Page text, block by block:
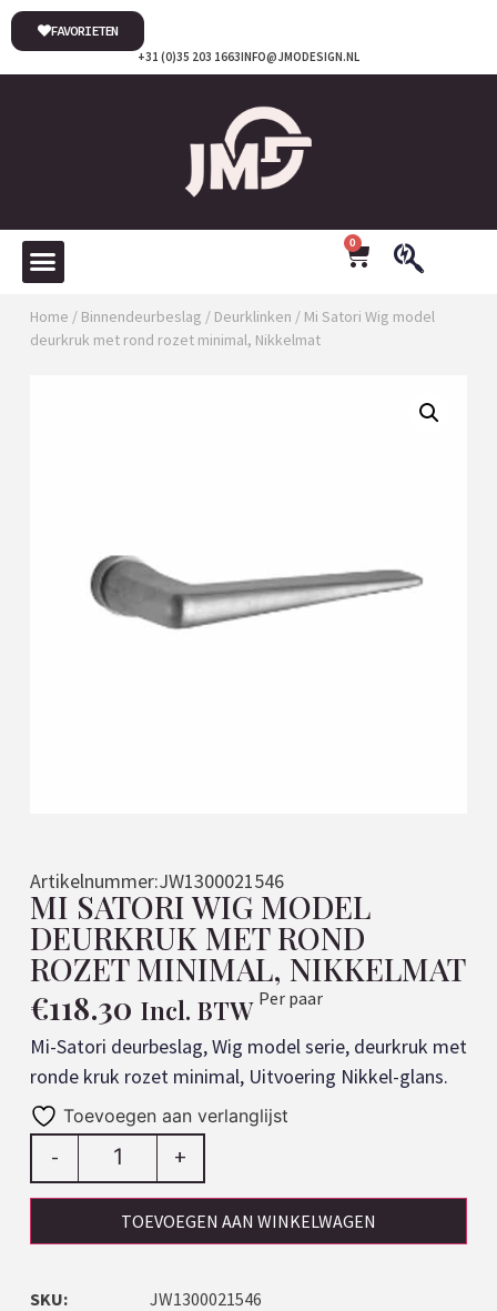
INFO@JMODESIGN.NL
+31 (0)35 203 1663
FAVORIETEN
0
Home / Binnendeurbeslag / Deurklinken / Mi Satori Wig model
deurkruk met rond rozet minimal, Nikkelmat
Artikelnummer:JW1300021546
MI SATORI WIG MODEL
DEURKRUK MET ROND
ROZET MINIMAL, NIKKELMAT
€118.30 Incl. BTW Per paar
Mi-Satori deurbeslag, Wig model serie, deurkruk met
ronde kruk rozet minimal, Uitvoering Nikkel-glans.
Toevoegen aan verlanglijst
- +
TOEVOEGEN AAN WINKELWAGEN
SKU:
JW1300021546